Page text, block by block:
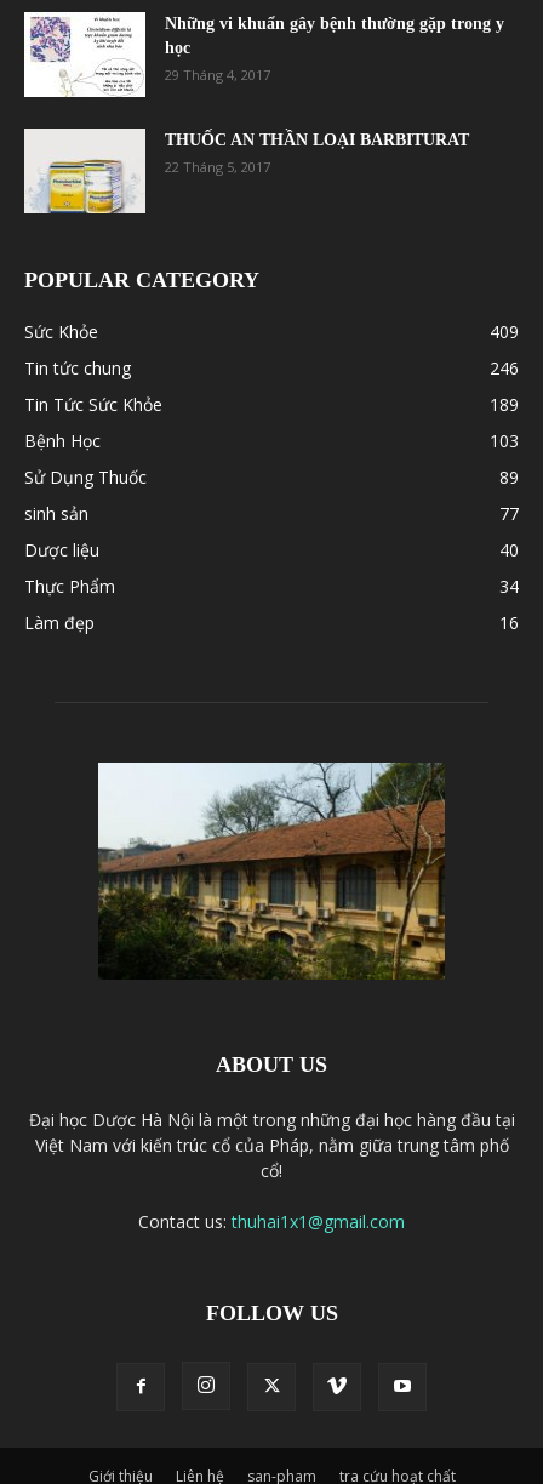
Những vi khuẩn gây bệnh thường gặp trong y
học
29 Tháng 4, 2017
THUỐC AN THẦN LOẠI BARBITURAT
22 Tháng 5, 2017
POPULAR CATEGORY
Sức Khỏe
409
Tin tức chung
246
Tin Tức Sức Khỏe
189
Bệnh Học
103
Sử Dụng Thuốc
89
sinh sản
77
Dược liệu
40
Thực Phẩm
34
Làm đẹp
16
ABOUT US
Đại học Dược Hà Nội là một trong những đại học hàng đầu tại
Việt Nam với kiến trúc cổ của Pháp, nằm giữa trung tâm phố
cổ!
Contact us:thuhai1x1@gmail.com
FOLLOW US
Giới thiệu Liên hệ san-pham tra cứu hoạt chất